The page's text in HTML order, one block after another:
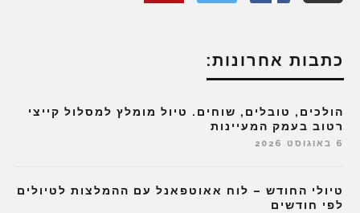
כתבות אחרונות:
הולכים, טובלים, שוחים. טיול מומלץ למסלול קייצי
רטוב בעמק המעיינות
6 באוגוסט 2026
טיולי החודש – לוח אאוטפאנל עם ההמלצות לטיולים
לפי חודשים